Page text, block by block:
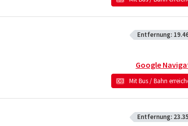
Entfernung:
Google
Mit Bus / Bahn
Entfernung: